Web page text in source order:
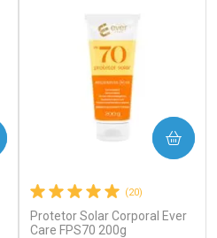
(20)
Protetor Solar Corporal Ever
Care FPS70 200g
COMPRAR